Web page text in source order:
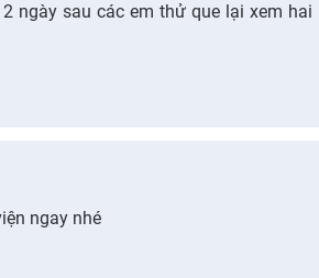
ngày sau các em thử que lại xem hai
ngay nhé